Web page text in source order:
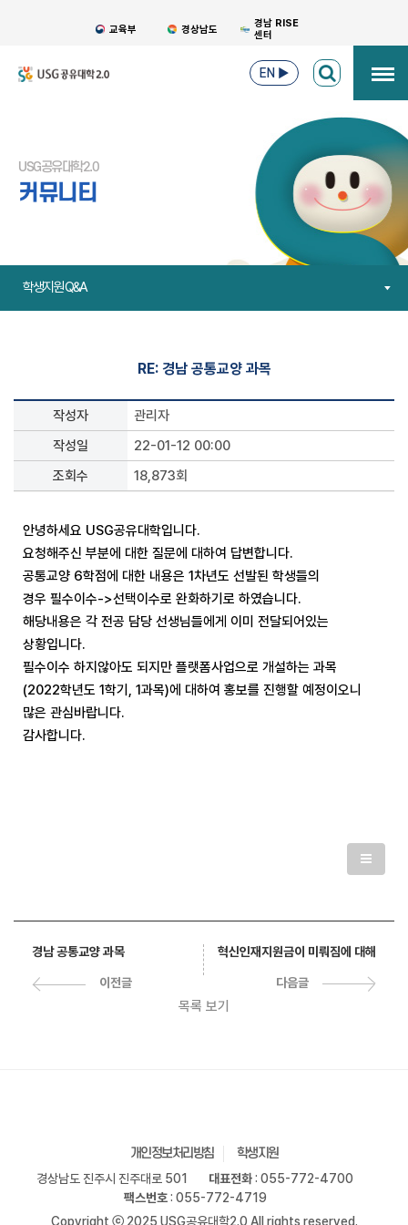
교육부 경상남도
경남 RISE
센터
EN ▶
USG공유대학2.0
커뮤니티
학생지원 Q&A
RE: 경남 공통교양 과목
작성자
관리자
작성일
22-01-12 00:00
조회수
18,873회
안녕하세요 USG공유대학입니다.
요청해주신 부분에 대한 질문에 대하여 답변합니다.
공통교양 6학점에 대한 내용은 1차년도 선발된 학생들의
경우 필수이수->선택이수로 완화하기로 하였습니다.
해당내용은 각 전공 담당 선생님들에게 이미 전달되어있는
상황입니다.
필수이수 하지않아도 되지만 플랫폼사업으로 개설하는 과목
(2022학년도 1학기, 1과목)에 대하여 홍보를 진행할 예정이오니
많은 관심바랍니다.
감사합니다.
경남 공통교양 과목
이전글
목록 보기
혁신인재지원금이 미뤄짐에 대해
다음글
개인정보처리방침 학생지원
경상남도 진주시 진주대로 501 대표전화: 055-772-4700
팩스번호: 055-772-4719
Copyright ⓒ 2025 USG공유대학2.0 All rights reserved.